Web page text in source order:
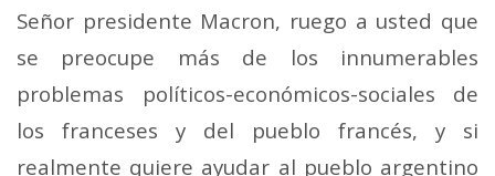
Señor presidente Macron, ruego a usted que
se preocupe más de los innumerables
problemas políticos-económicos-sociales de
los franceses y del pueblo francés, y si
realmente quiere ayudar al pueblo argentino